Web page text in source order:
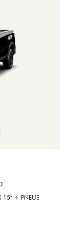
15" + PNEUS